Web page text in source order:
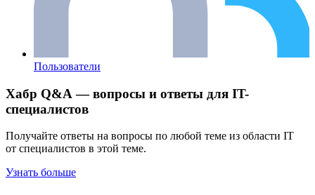
Пользователи
Хабр Q&A — вопросы и ответы для IT-
специалистов
Получайте ответы на вопросы по любой теме из области IT
от специалистов в этой теме.
Узнать больше